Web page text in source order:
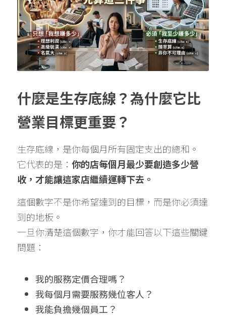
什麼是生存底線？為什麼它比
營業目標更重要？
生存底線，是你每個月所有固定支出的總和。
它代表的是： 你的店每個月最少要創造多少營
收，才能讓這家店繼續運轉下去。
這個數字不是你希望達到的目標，而是你必須達
到的地板。
一旦你清楚這個數字，你才能回答以下這些關鍵
問題：
我的服務定價合理嗎？
我每個月需要服務幾位客人？
我能負擔幾個員工？